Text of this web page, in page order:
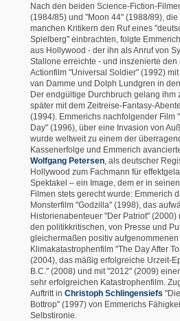
Nach den beiden Science-Fiction-
(1984/85) und "Moon 44" (1988/89), die
manchen Kritikern den Ruf eines
Spielberg" einbrachten, folgte
aus Hollywood - der ihn als Anruf von
Stallone erreichte - und inszenierte den
Actionfilm "Universal Soldier" (1992)
van Damme und Dolph Lundgren in
Der endgültige Durchbruch gelang ihm
später mit dem Zeitreise-Fantasy-
(1994). Emmerichs nachfolgender Film
Day" (1996), über eine Invasion von
wurde weltweit zu einem der
Kassenerfolge und Emmerich
Wolfgang Petersen , als deutscher
Hollywood zum Fachmann für
Spektakel – ein Image, dem er in
Filmen stets gerecht wurde: Emmerich
Monsterfilm "Godzilla" (1998), das
Historienabenteuer "Der Patriot" (2000)
den politikkritischen, von Presse und
gleichermaßen positiv aufgenommenen
Klimakatastrophenfilm "The Day After
(2004), das mäßig erfolgreiche Urzeit-
B.C." (2008) und mit "2012" (2009)
sehr erfolgreichen Katastrophenfilm.
Auftritt in Christoph Schlingensiefs
Bottrop" (1997) von Emmerichs
Selbstironie.